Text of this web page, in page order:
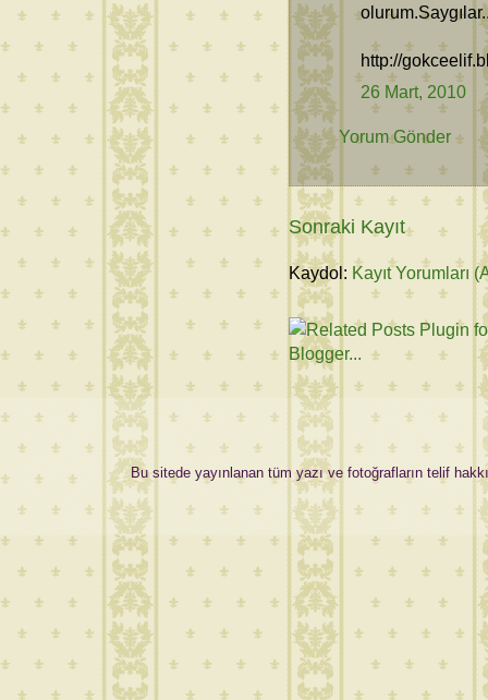
http://
26 Mart, 2010
Yorum Gönder
Sonraki Kayıt
Kaydol: Kayıt Yorumları
Bu sitede yayınlanan tüm yazı ve fotoğrafların telif